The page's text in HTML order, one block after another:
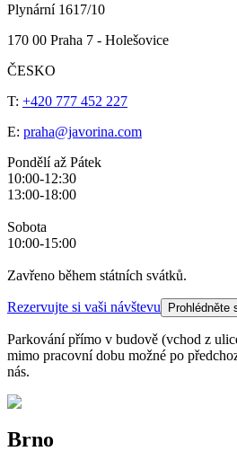
Plynární 1617/10
170 00 Praha 7 - Holešovice
ČESKO
T: +420 777 452 227
E: praha@javorina.com
Pondělí až Pátek
10:00-12:30
13:00-18:00
Sobota
10:00-15:00
Zavřeno během státních svátků.
Rezervujte si vaši návštevu Prohlédněte
Parkování přímo v budově (vchod z
mimo pracovní dobu možné po
nás.
Brno